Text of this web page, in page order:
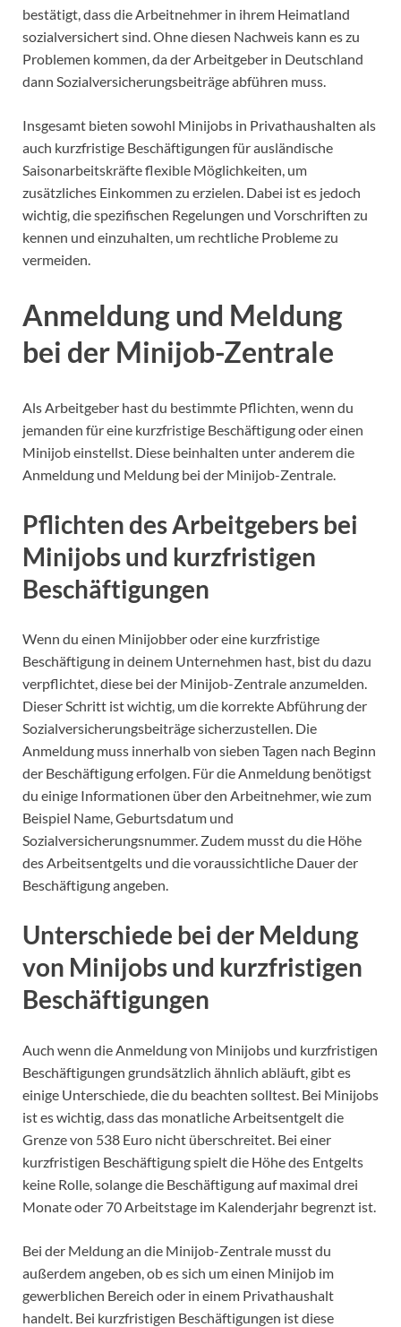
bestätigt, dass die Arbeitnehmer in ihrem Heimatland
sozialversichert sind. Ohne diesen Nachweis kann es zu
Problemen kommen, da der Arbeitgeber in Deutschland
dann Sozialversicherungsbeiträge abführen muss.
Insgesamt bieten sowohl Minijobs in Privathaushalten als
auch kurzfristige Beschäftigungen für ausländische
Saisonarbeitskräfte flexible Möglichkeiten, um
zusätzliches Einkommen zu erzielen. Dabei ist es jedoch
wichtig, die spezifischen Regelungen und Vorschriften zu
kennen und einzuhalten, um rechtliche Probleme zu
vermeiden.
Anmeldung und Meldung
bei der Minijob-Zentrale
Als Arbeitgeber hast du bestimmte Pflichten, wenn du
jemanden für eine kurzfristige Beschäftigung oder einen
Minijob einstellst. Diese beinhalten unter anderem die
Anmeldung und Meldung bei der Minijob-Zentrale.
Pflichten des Arbeitgebers bei
Minijobs und kurzfristigen
Beschäftigungen
Wenn du einen Minijobber oder eine kurzfristige
Beschäftigung in deinem Unternehmen hast, bist du dazu
verpflichtet, diese bei der Minijob-Zentrale anzumelden.
Dieser Schritt ist wichtig, um die korrekte Abführung der
Sozialversicherungsbeiträge sicherzustellen. Die
Anmeldung muss innerhalb von sieben Tagen nach Beginn
der Beschäftigung erfolgen. Für die Anmeldung benötigst
du einige Informationen über den Arbeitnehmer, wie zum
Beispiel Name, Geburtsdatum und
Sozialversicherungsnummer. Zudem musst du die Höhe
des Arbeitsentgelts und die voraussichtliche Dauer der
Beschäftigung angeben.
Unterschiede bei der Meldung
von Minijobs und kurzfristigen
Beschäftigungen
Auch wenn die Anmeldung von Minijobs und kurzfristigen
Beschäftigungen grundsätzlich ähnlich abläuft, gibt es
einige Unterschiede, die du beachten solltest. Bei Minijobs
ist es wichtig, dass das monatliche Arbeitsentgelt die
Grenze von 538 Euro nicht überschreitet. Bei einer
kurzfristigen Beschäftigung spielt die Höhe des Entgelts
keine Rolle, solange die Beschäftigung auf maximal drei
Monate oder 70 Arbeitstage im Kalenderjahr begrenzt ist.
Bei der Meldung an die Minijob-Zentrale musst du
außerdem angeben, ob es sich um einen Minijob im
gewerblichen Bereich oder in einem Privathaushalt
handelt. Bei kurzfristigen Beschäftigungen ist diese